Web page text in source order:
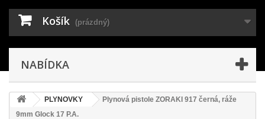
Košík (prázdný)
NABÍDKA
PLYNOVKY
Plynová pistole ZORAKI 917 černá, ráže
9mm Glock 17 P.A.